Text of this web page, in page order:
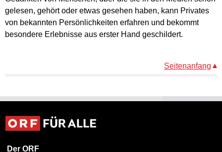
gelesen, gehört oder etwas gesehen haben, kann Privates
von bekannten Persönlichkeiten erfahren und bekommt
besondere Erlebnisse aus erster Hand geschildert.
Seitenanfang
Der ORF